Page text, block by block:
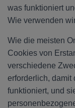
was funktioniert
Wie verwenden
Wie die meisten
Cookies von
verschiedene
erforderlich, damit
funktioniert, und